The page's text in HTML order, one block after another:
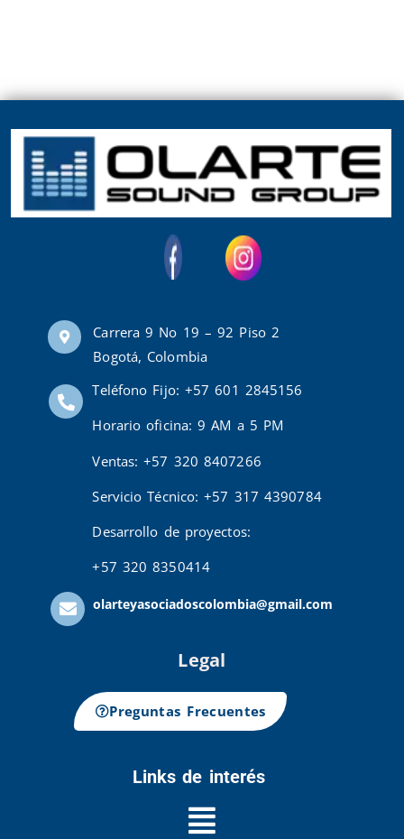
Carrera 9 No 19 – 92 Piso 2
Bogotá, Colombia
Teléfono Fijo: +57 601 2845156
Horario oficina: 9 AM a 5 PM
Ventas: +57 320 8407266
Servicio Técnico: +57 317 4390784
Desarrollo de proyectos:
+57 320 8350414
olarteyasociadoscolombia@gmail.com
Legal
Preguntas Frecuentes
Links de interés